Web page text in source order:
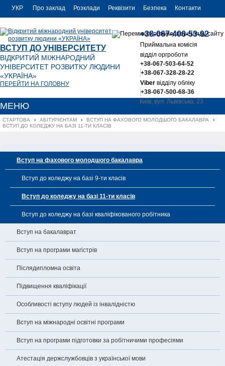
УКР
ENG
Про заклад Розклади Реквізити Безпека Контакти
ВСТУП ДО УНІВЕРСИТЕТУ
ВІДКРИТИЙ МІЖНАРОДНИЙ
УНІВЕРСИТЕТ РОЗВИТКУ ЛЮДИНИ
«УКРАЇНА»
ПЕРЕЙТИ НА ГОЛОВНУ
+38-067-406-53-92
Приймальна комісія
відділ оргроботи
+38-067-503-64-52
+38-067-328-28-22
Viberвідділу обліку
+38-067-500-68-36
Київ, вул. Львівська, 23
МЕНЮ
СТАРТОВА › АБІТУРІЄНТАМ › ВСТУП НА ФАХОВОГО МОЛОДШОГО БАКАЛАВРА
›
ВСТУП ДО КОЛЕДЖУ НА БАЗІ 11-ТИ КЛАСІВ
Вступ на фахового молодшого бакалавра
Вступ до коледжу на базі 9-ти класів
Вступ до коледжу на базі 11-ти класів
Вступ до коледжу на базі кваліфікованого робітника
Вступ на бакалаврат
Вступ на програми магістрів
Післядипломна освіта
Підвищення кваліфікації
Особливості вступу людей із інвалідністю
Вступ на міжнародні освітні програми
Вступ на програми підготовки за робітничими професіями
Атестація держслужбовців з української мови